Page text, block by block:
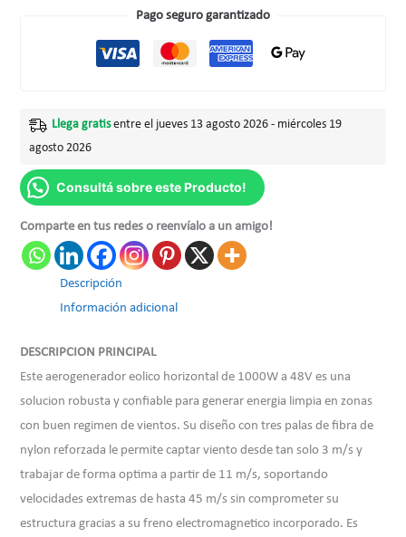
Pago seguro garantizado
Llega gratisentre el jueves 13 agosto 2026 - miércoles 19
agosto 2026
Consultá sobre este Producto!
Comparte en tus redes o reenvíalo a un amigo!
Descripción
Información adicional
DESCRIPCION PRINCIPAL
Este aerogenerador eolico horizontal de 1000W a 48V es una
solucion robusta y confiable para generar energia limpia en zonas
con buen regimen de vientos. Su diseño con tres palas de fibra de
nylon reforzada le permite captar viento desde tan solo 3 m/s y
trabajar de forma optima a partir de 11 m/s, soportando
velocidades extremas de hasta 45 m/s sin comprometer su
estructura gracias a su freno electromagnetico incorporado. Es